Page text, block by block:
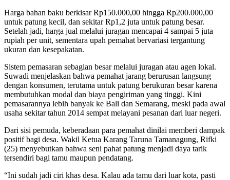
Harga bahan baku berkisar Rp150.000,00 hingga Rp200.000,00
untuk patung kecil, dan sekitar Rp1,2 juta untuk patung besar.
Setelah jadi, harga jual melalui juragan mencapai 4 sampai 5 juta
rupiah per unit, sementara upah pemahat bervariasi tergantung
ukuran dan kesepakatan.
Sistem pemasaran sebagian besar melalui juragan atau agen lokal.
Suwadi menjelaskan bahwa pemahat jarang berurusan langsung
dengan konsumen, terutama untuk patung berukuran besar karena
membutuhkan modal dan biaya pengiriman yang tinggi. Kini
pemasarannya lebih banyak ke Bali dan Semarang, meski pada awal
usaha sekitar tahun 2014 sempat melayani pesanan dari luar negeri.
Dari sisi pemuda, keberadaan para pemahat dinilai memberi dampak
positif bagi desa. Wakil Ketua Karang Taruna Tamanagung, Rifki
(25) menyebutkan bahwa seni pahat patung menjadi daya tarik
tersendiri bagi tamu maupun pendatang.
“Ini sudah jadi ciri khas desa. Kalau ada tamu dari luar kota, pasti